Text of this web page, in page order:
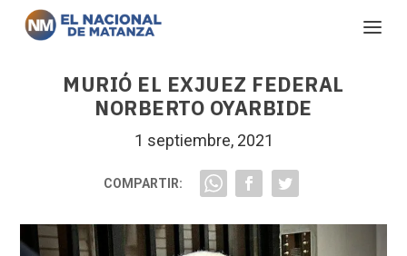
MURIÓ EL EXJUEZ FEDERAL
NORBERTO OYARBIDE
1 septiembre, 2021
COMPARTIR: